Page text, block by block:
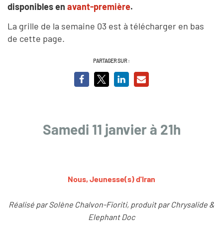
disponibles en avant-première.
La grille de la semaine 03 est à télécharger en bas
de cette page.
PARTAGER SUR :
Samedi 11 janvier à 21h
Nous, Jeunesse(s) d'Iran
Réalisé par Solène Chalvon-Fioriti, produit par Chrysalide &
Elephant Doc